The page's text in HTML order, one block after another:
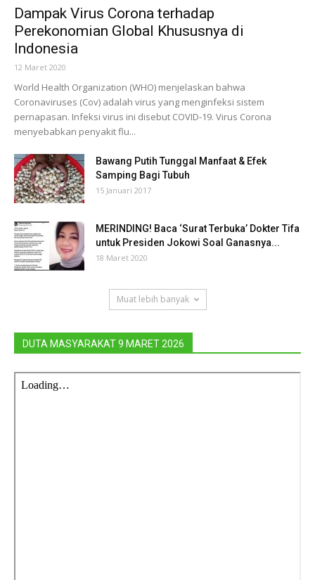
Dampak Virus Corona terhadap
Perekonomian Global Khususnya di
Indonesia
12 Maret 2020
World Health Organization (WHO) menjelaskan bahwa
Coronaviruses (Cov) adalah virus yang menginfeksi sistem
pernapasan. Infeksi virus ini disebut COVID-19. Virus Corona
menyebabkan penyakit flu...
Bawang Putih Tunggal Manfaat & Efek
Samping Bagi Tubuh
15 Januari 2017
MERINDING! Baca ‘Surat Terbuka’ Dokter Tifa
untuk Presiden Jokowi Soal Ganasnya...
18 Maret 2020
Muat lebih banyak
DUTA MASYARAKAT 9 MARET 2026